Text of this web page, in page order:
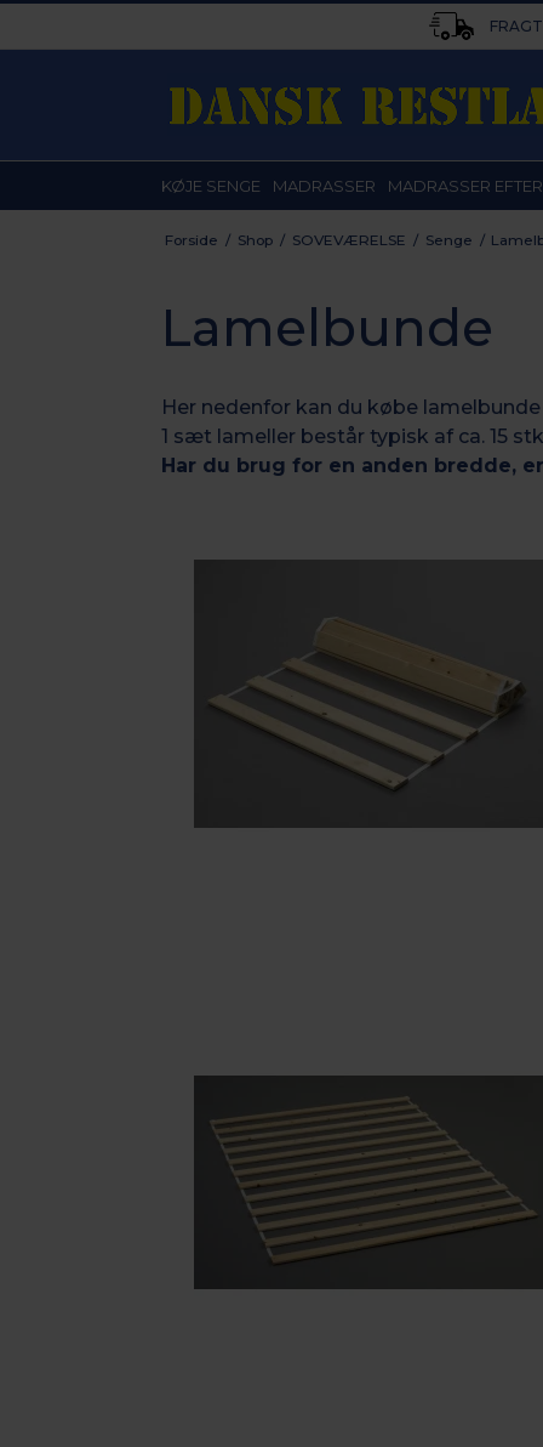
KØJE SENGE MADRASSER MADRASSER EFTER
Forside / Shop / SOVEVÆRELSE / Senge /
Lamelbunde
Her nedenfor kan du købe
1 sæt lameller består typisk af ca. 15
Har du brug for en anden bredde,